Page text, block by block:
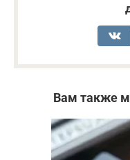
Вам также